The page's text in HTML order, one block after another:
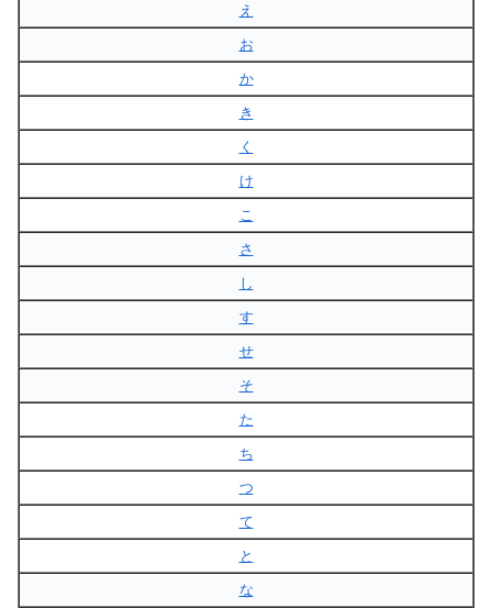
え
お
か
き
く
け
こ
さ
し
す
せ
そ
た
ち
つ
て
と
な